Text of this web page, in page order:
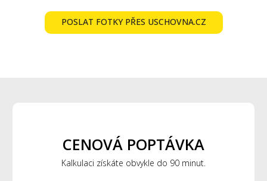
POSLAT FOTKY PŘES USCHOVNA.CZ
CENOVÁ POPTÁVKA
Kalkulaci získáte obvykle do 90 minut.